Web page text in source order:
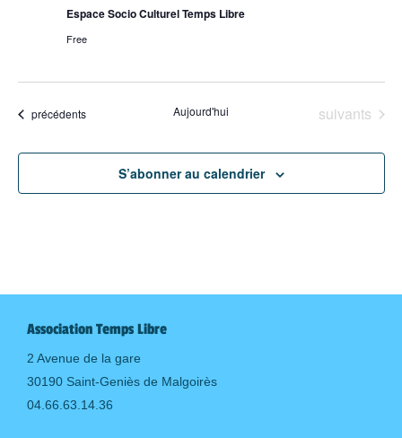
Espace Socio Culturel Temps Libre
Free
Évènements
précédents Aujourd'hui Évènements
suivants
S’abonner au calendrier
Association Temps Libre
2 Avenue de la gare
30190 Saint-Geniès de Malgoirès
04.66.63.14.36